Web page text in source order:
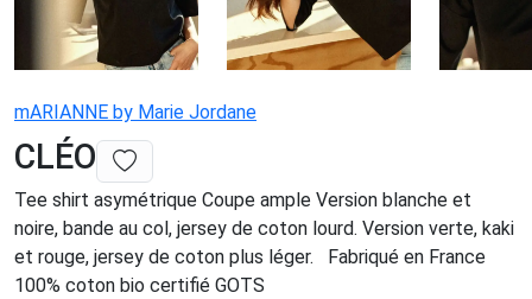
mARIANNE by Marie Jordane
CLÉO
Tee shirt asymétrique Coupe ample Version blanche et
noire, bande au col, jersey de coton lourd. Version verte, kaki
et rouge, jersey de coton plus léger. Fabriqué en France
100% coton bio certifié GOTS